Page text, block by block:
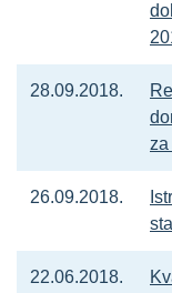
28.09.2018.
26.09.2018.
22.06.2018.